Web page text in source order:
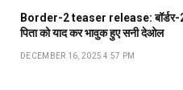
Border-2 teaser release: बॉर्डर-2
पिता को याद कर भावुक हुए सनी देओल
DECEMBER 16, 2025 4:57 PM